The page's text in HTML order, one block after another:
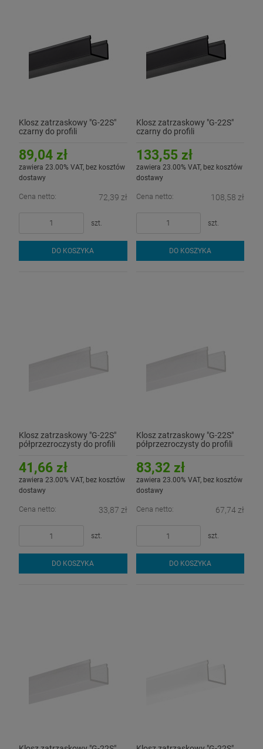
Klosz zatrzaskowy "G-22S"
czarny do profili
89,04 zł
zawiera 23.00% VAT, bez kosztów
dostawy
Cena netto: 72,39 zł
szt.
DO KOSZYKA
Klosz zatrzaskowy "G-22S"
czarny do profili
133,55 zł
zawiera 23.00% VAT, bez kosztów
dostawy
Cena netto: 108,58 zł
szt.
DO KOSZYKA
Klosz zatrzaskowy "G-22S"
półprzezroczysty do profili
41,66 zł
zawiera 23.00% VAT, bez kosztów
dostawy
Cena netto: 33,87 zł
szt.
DO KOSZYKA
Klosz zatrzaskowy "G-22S"
półprzezroczysty do profili
83,32 zł
zawiera 23.00% VAT, bez kosztów
dostawy
Cena netto: 67,74 zł
szt.
DO KOSZYKA